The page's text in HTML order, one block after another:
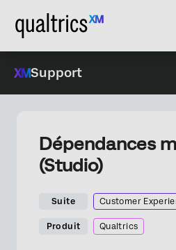
Support
Dépendances
(Studio)
Suite Customer
Produit Qualtrics